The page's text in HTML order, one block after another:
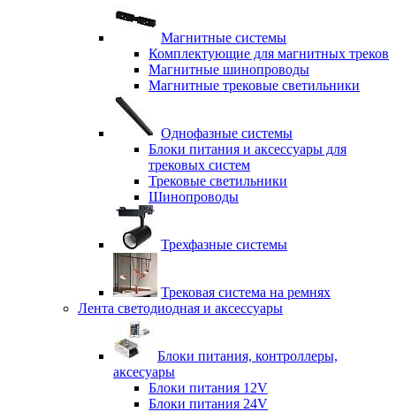
Магнитные системы
Комплектующие для магнитных треков
Магнитные шинопроводы
Магнитные трековые светильники
Однофазные системы
Блоки питания и аксессуары для
трековых систем
Трековые светильники
Шинопроводы
Трехфазные системы
Трековая система на ремнях
Лента светодиодная и аксессуары
Блоки питания, контроллеры,
аксесуары
Блоки питания 12V
Блоки питания 24V